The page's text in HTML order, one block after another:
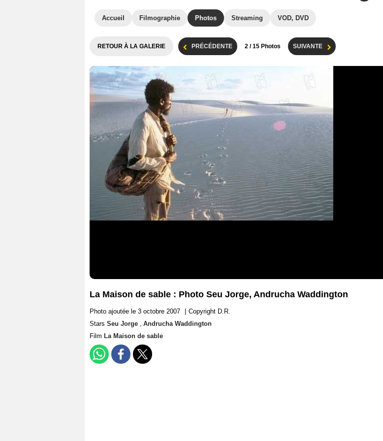
Accueil Filmographie Photos Streaming VOD, DVD
RETOUR À LA GALERIE PRÉCÉDENTE 2 / 15 Photos SUIVANTE
La Maison de sable : Photo Seu Jorge, Andrucha Waddington
Photo ajoutée le 3 octobre 2007
Copyright D.R.
Stars Seu Jorge , Andrucha Waddington
Film La Maison de sable